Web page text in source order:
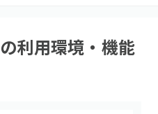
の利用環境・機能